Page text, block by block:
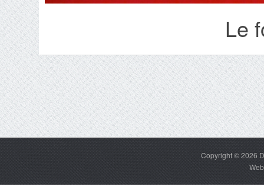
Le
Copyright © 2026